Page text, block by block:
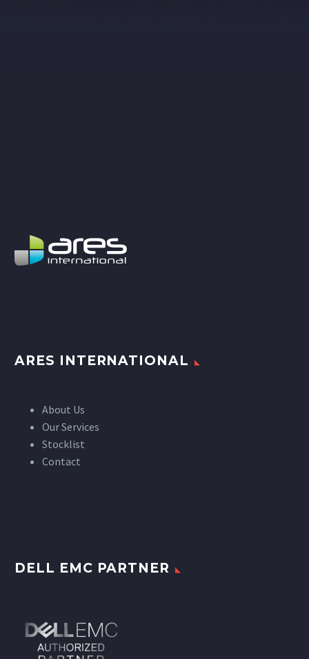
ARES INTERNATIONAL
About Us
Our Services
Stocklist
Contact
DELL EMC PARTNER